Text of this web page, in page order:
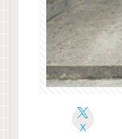
X